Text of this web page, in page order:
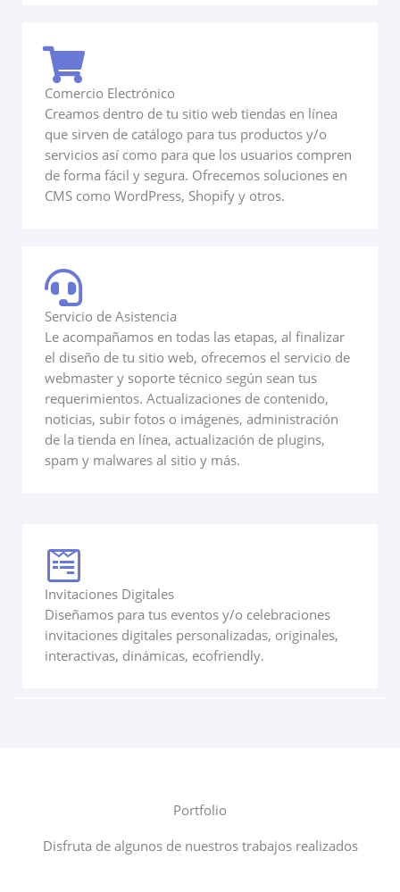
Comercio Electrónico
Creamos dentro de tu sitio web tiendas en línea
que sirven de catálogo para tus productos y/o
servicios así como para que los usuarios compren
de forma fácil y segura. Ofrecemos soluciones en
CMS como WordPress, Shopify y otros.
Servicio de Asistencia
Le acompañamos en todas las etapas, al finalizar
el diseño de tu sitio web, ofrecemos el servicio de
webmaster y soporte técnico según sean tus
requerimientos. Actualizaciones de contenido,
noticias, subir fotos o imágenes, administración
de la tienda en línea, actualización de plugins,
spam y malwares al sitio y más.
Invitaciones Digitales
Diseñamos para tus eventos y/o celebraciones
invitaciones digitales personalizadas, originales,
interactivas, dinámicas, ecofriendly.
Portfolio
Disfruta de algunos de nuestros trabajos realizados